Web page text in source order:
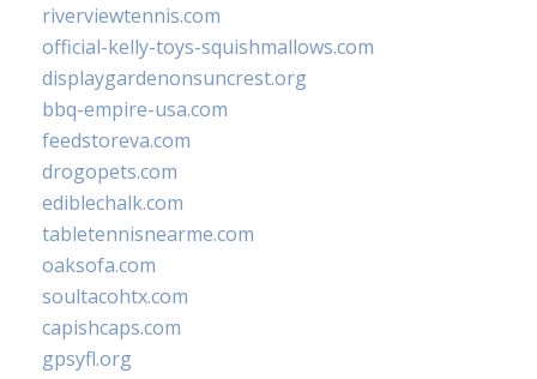
riverviewtennis.com
official-kelly-toys-squishmallows.com
displaygardenonsuncrest.org
bbq-empire-usa.com
feedstoreva.com
drogopets.com
ediblechalk.com
tabletennisnearme.com
oaksofa.com
soultacohtx.com
capishcaps.com
gpsyfl.org